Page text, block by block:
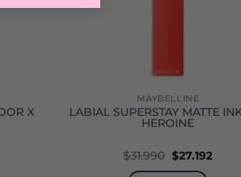
X
MAYBELLINE
LABIAL SUPERSTAY MATTE
HEROINE
$31.990 El
precio
$27.192El